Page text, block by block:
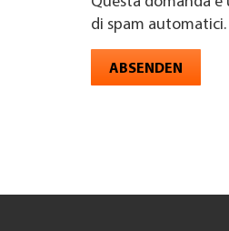
di spam automatici.
ABSENDEN